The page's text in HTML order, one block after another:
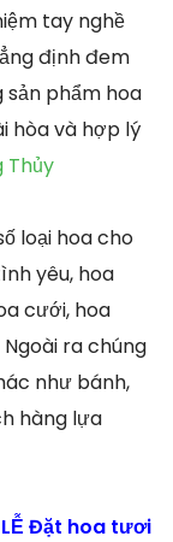
tay nghề
định đem
sản phẩm hoa
hòa và hợp lý
Thủy
loại hoa cho
yêu, hoa
cưới, hoa
ra chúng
như bánh,
hàng lựa
Đặt hoa tươi